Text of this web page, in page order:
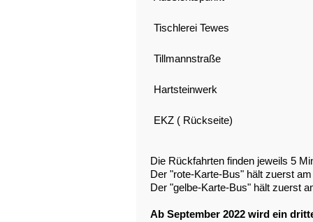
Tischlerei Tewes
Tillmannstraße
Hartsteinwerk
EKZ ( Rückseite)
Die Rückfahrten finden jeweils 5
Der "rote-Karte-Bus" hält zuerst
Der "gelbe-Karte-Bus" hält zuerst
Ab September 2022 wird ein